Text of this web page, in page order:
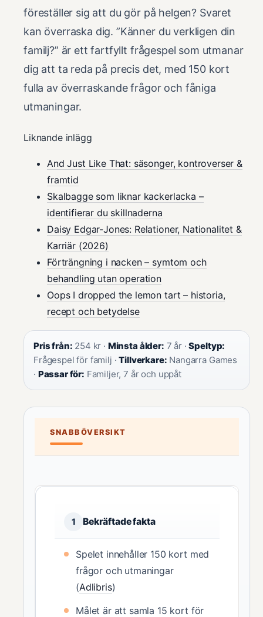
föreställer sig att du gör på helgen? Svaret
kan överraska dig. ”Känner du verkligen din
familj?” är ett fartfyllt frågespel som utmanar
dig att ta reda på precis det, med 150 kort
fulla av överraskande frågor och fåniga
utmaningar.
Liknande inlägg
And Just Like That: säsonger, kontroverser &
framtid
Skalbagge som liknar kackerlacka –
identifierar du skillnaderna
Daisy Edgar-Jones: Relationer, Nationalitet &
Karriär (2026)
Förträngning i nacken – symtom och
behandling utan operation
Oops I dropped the lemon tart – historia,
recept och betydelse
Pris från: 254 kr · Minsta ålder: 7 år ·Speltyp:
Frågespel för familj ·Tillverkare: Nangarra Games
· Passar för: Familjer, 7 år och uppåt
SNABBÖVERSIKT
1 Bekräftade fakta
Spelet innehåller 150 kort med
frågor och utmaningar
(Adlibris)
Målet är att samla 15 kort för